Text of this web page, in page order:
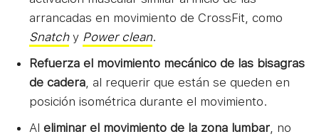
arrancadas en movimiento de CrossFit, como
Snatchy Power clean.
Refuerza el movimiento mecánico de las bisagras
de cadera, al requerir que están se queden en
posición isométrica durante el movimiento.
Al eliminar el movimiento de la zona lumbar, no